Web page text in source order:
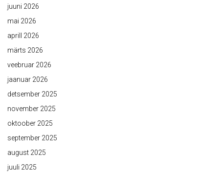
juuni 2026
mai 2026
aprill 2026
märts 2026
veebruar 2026
jaanuar 2026
detsember 2025
november 2025
oktoober 2025
september 2025
august 2025
juuli 2025